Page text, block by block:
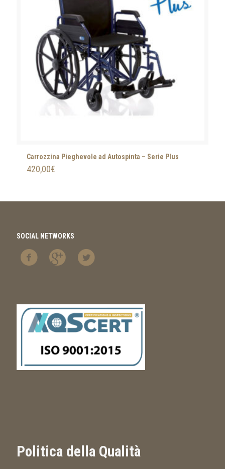
Carrozzina Pieghevole ad Autospinta – Serie Plus
420,00€
SOCIAL NETWORKS
Politica della Qualità